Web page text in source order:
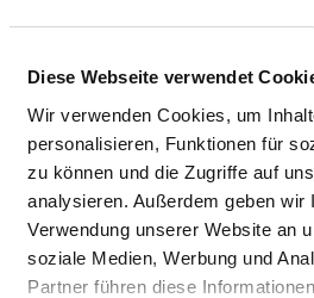
Diese Webseite verwendet
Wir verwenden Cookies, um
personalisieren, Funktionen für
zu können und die Zugriffe auf
analysieren. Außerdem geben wir
Verwendung unserer Website an
soziale Medien, Werbung und
Partner führen diese